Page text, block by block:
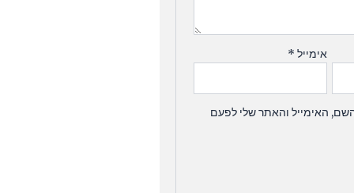
אימייל *
האימייל והאתר שלי לפעם